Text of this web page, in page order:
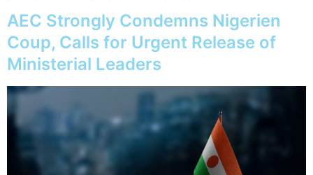
AEC Strongly Condemns Nigerien
Coup, Calls for Urgent Release of
Ministerial Leaders